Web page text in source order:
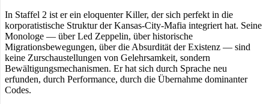
In Staffel 2 ist er ein eloquenter Killer, der sich perfekt in die
korporatistische Struktur der Kansas-City-Mafia integriert hat. Seine
Monologe — über Led Zeppelin, über historische
Migrationsbewegungen, über die Absurdität der Existenz — sind
keine Zurschaustellungen von Gelehrsamkeit, sondern
Bewältigungsmechanismen. Er hat sich durch Sprache neu
erfunden, durch Performance, durch die Übernahme dominanter
Codes.